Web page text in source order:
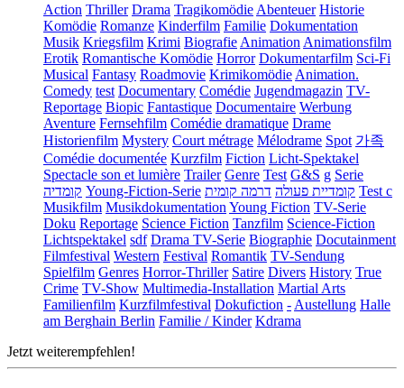
Action Thriller Drama Tragikomödie Abenteuer Historie
Komödie Romanze Kinderfilm Familie Dokumentation
Musik Kriegsfilm Krimi Biografie Animation Animationsfilm
Erotik Romantische Komödie Horror Dokumentarfilm Sci-Fi
Musical Fantasy Roadmovie Krimikomödie Animation.
Comedy test Documentary Comédie Jugendmagazin TV-
Reportage Biopic Fantastique Documentaire Werbung
Aventure Fernsehfilm Comédie dramatique Drame
Historienfilm Mystery Court métrage Mélodrame Spot 가족
Comédie documentée Kurzfilm Fiction Licht-Spektakel
Spectacle son et lumière Trailer Genre Test G&S g Serie
קומדיה Young-Fiction-Serie קומדיית פעולה דרמה קומית
Test c
Musikfilm Musikdokumentation Young Fiction TV-Serie
Doku Reportage Science Fiction Tanzfilm Science-Fiction
Lichtspektakel sdf Drama TV-Serie Biographie Docutainment
Filmfestival Western Festival Romantik TV-Sendung
Spielfilm Genres Horror-Thriller Satire Divers History True
Crime TV-Show Multimedia-Installation Martial Arts
Familienfilm Kurzfilmfestival Dokufiction - Austellung Halle
am Berghain Berlin Familie / Kinder Kdrama
Jetzt weiterempfehlen!